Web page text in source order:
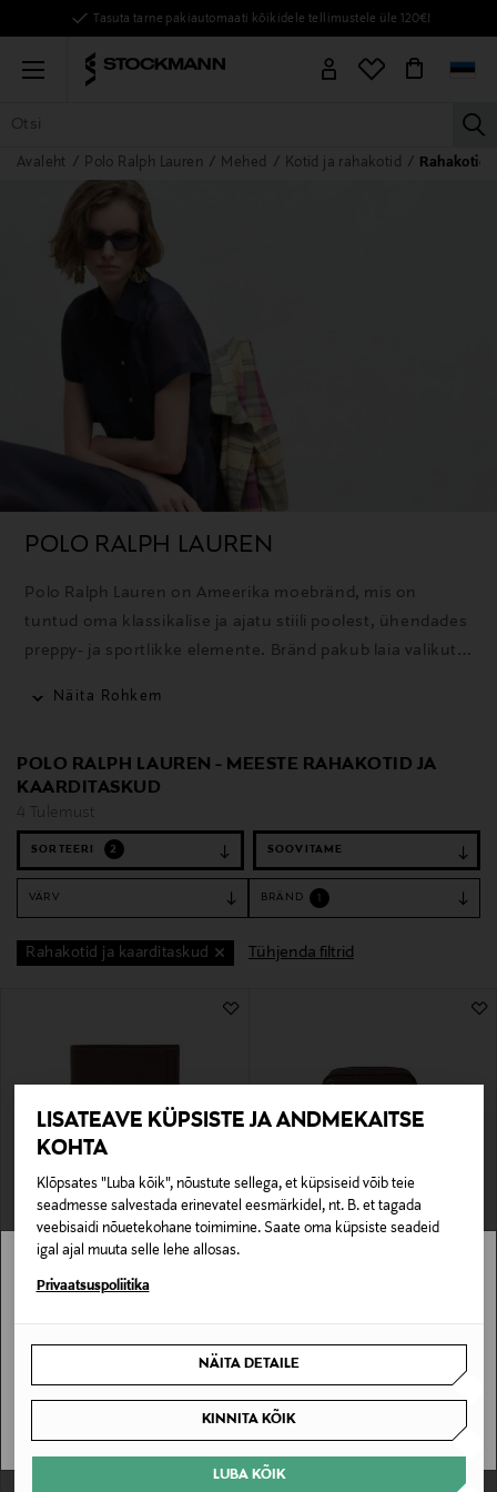
LISATEAVE KÜPSISTE JA ANDMEKAITSE
KOHTA
Klõpsates "Luba kõik", nõustute sellega, et küpsiseid võib teie
seadmesse salvestada erinevatel eesmärkidel, nt. B. et tagada
veebisaidi nõuetekohane toimimine. Saate oma küpsiste seadeid
igal ajal muuta selle lehe allosas.
Privaatsuspoliitika
NÄITA DETAILE
KINNITA KÕIK
LUBA KÕIK
Tasuta tarne pakiautomaati kõikidele tellimustele üle 120€!
Menu
KÕIK TOOTED NAISED MEHED LAPSED KODU
Avaleht Polo Ralph Lauren Mehed Kotid ja rahakotid Rahakotid
POLO RALPH LAUREN
Polo Ralph Lauren on Ameerika moebränd, mis on
tuntud oma klassikalise ja ajatu stiili poolest, ühendades
preppy- ja sportlikke elemente. Bränd pakub laia valikut
Näita Rohkem
POLO RALPH LAUREN - MEESTE RAHAKOTID JA
KAARDITASKUD
4 Tulemust
SORTEERI 2
VÄRV BRÄND
Rahakotid ja kaarditaskud Tühjenda filtrid
EELIS KUPONGIGA
POLO RALPH LAUREN
Nahast rahakott Coin Wallet Medium
EELIS KUPONGIGA
POLO RALPH LAUREN
Stockmann pole Sinu riigis saadaval.
SAAN ARU